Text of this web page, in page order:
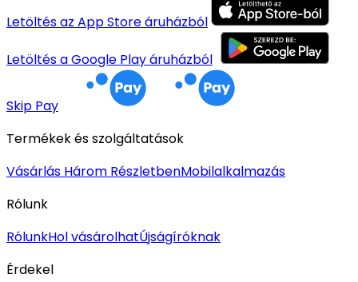
Letöltés az App Store áruházból
Letöltés a Google Play áruházból
Skip Pay
Termékek és szolgáltatások
Vásárlás Három RészletbenMobilalkalmazás
Rólunk
RólunkHol vásárolhatÚjságíróknak
Érdekel